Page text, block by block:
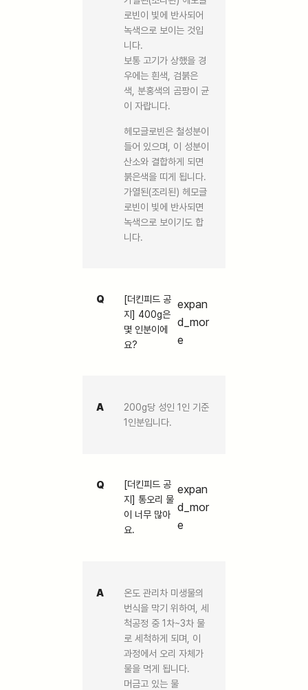
로빈이 빛에 반사되어
녹색으로 보이는 것입
니다.
보통 고기가 상했을 경
우에는 흰색, 검붉은
색, 분홍색의 곰팡이 균
이 자랍니다.
헤모글로빈은 철성분이
들어 있으며, 이 성분이
산소와 결합하게 되면
붉은색을 띠게 됩니다.
가열된(조리된) 헤모글
로빈이 빛에 반사되면
녹색으로 보이기도 합
니다.
Q
[더킨피드 공
지] 400g은
몇 인분이에
요?
expan
d_mor
e
A
200g당 성인 1인 기준
1인분입니다.
Q
[더킨피드 공
지] 통오리 물
이 너무 많아
요.
expan
d_mor
e
A
온도 관리차 미생물의
번식을 막기 위하여, 세
척공정 중 1차~3차 물
로 세척하게 되며, 이
과정에서 오리 자체가
물을 먹게 됩니다.
머금고 있는 물